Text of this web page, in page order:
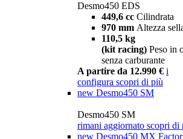
Desmo450 EDS
449,6 cc Cilindrata
970 mm Altezza
110,5 kg
(kit racing) Peso in
senza carburante
A partire da 12.990 € i
configura scopri di più
new Desmo450 SM
Desmo450 SM
rimani aggiornato scopri di
new Desmo450 MX